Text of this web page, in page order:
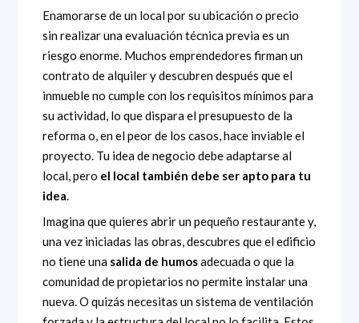
Enamorarse de un local por su ubicación o precio
sin realizar una evaluación técnica previa es un
riesgo enorme. Muchos emprendedores firman un
contrato de alquiler y descubren después que el
inmueble no cumple con los requisitos mínimos para
su actividad, lo que dispara el presupuesto de la
reforma o, en el peor de los casos, hace inviable el
proyecto. Tu idea de negocio debe adaptarse al
local, pero el local también debe ser apto para tu
idea.
Imagina que quieres abrir un pequeño restaurante y,
una vez iniciadas las obras, descubres que el edificio
no tiene una salida de humosadecuada o que la
comunidad de propietarios no permite instalar una
nueva. O quizás necesitas un sistema de ventilación